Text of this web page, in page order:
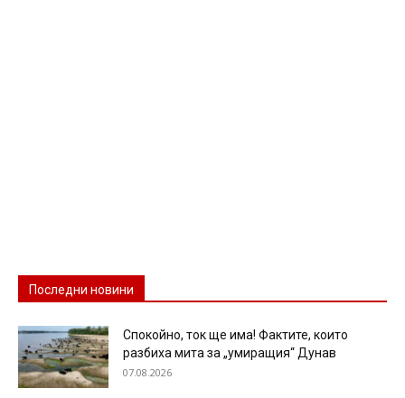
Последни новини
Спокойно, ток ще има! Фактите, които
разбиха мита за „умиращия“ Дунав
07.08.2026